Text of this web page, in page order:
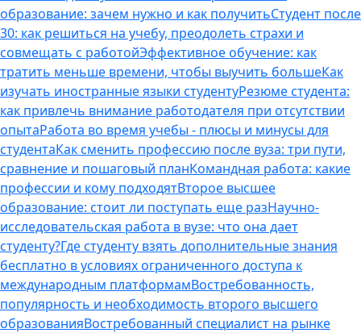
образование: зачем нужно и как получитьСтудент после
30: как решиться на учебу, преодолеть страхи и
совмещать с работойЭффективное обучение: как
тратить меньше времени, чтобы выучить большеКак
изучать иностранные языки студентуРезюме студента:
как привлечь внимание работодателя при отсутствии
опытаРабота во время учебы - плюсы и минусы для
студентаКак сменить профессию после вуза: три пути,
сравнение и пошаговый планКомандная работа: какие
профессии и кому подходятВторое высшее
образование: стоит ли поступать еще разНаучно-
исследовательская работа в вузе: что она дает
студенту?Где студенту взять дополнительные знания
бесплатно в условиях ограниченного доступа к
международным платформамВостребованность,
популярность и необходимость второго высшего
образованияВостребованный специалист на рынке